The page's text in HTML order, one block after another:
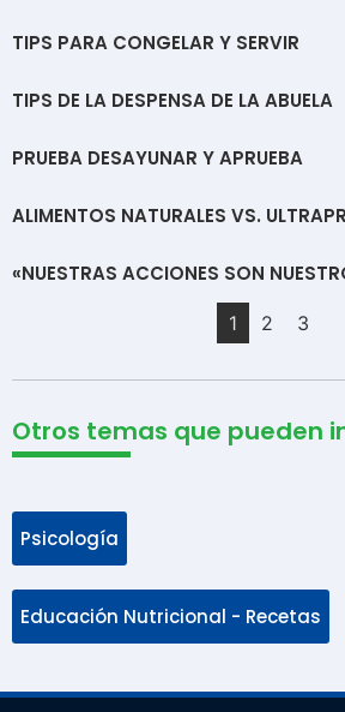
TIPS PARA CONGELAR Y SERVIR
TIPS DE LA DESPENSA DE LA ABUELA
PRUEBA DESAYUNAR Y APRUEBA
ALIMENTOS NATURALES VS.
«NUESTRAS ACCIONES SON
1 2 3
Otros temas que pueden
Psicología
Educación Nutricional - Recetas